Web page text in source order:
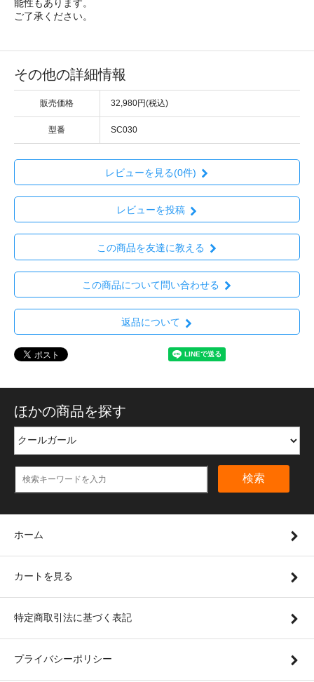
能性もあります。
ご了承ください。
その他の詳細情報
販売価格 32,980円(税込)
型番 SC030
レビューを見る(0件)
レビューを投稿
この商品を友達に教える
この商品について問い合わせる
返品について
ほかの商品を探す
検索
ホーム
カートを見る
特定商取引法に基づく表記
プライバシーポリシー